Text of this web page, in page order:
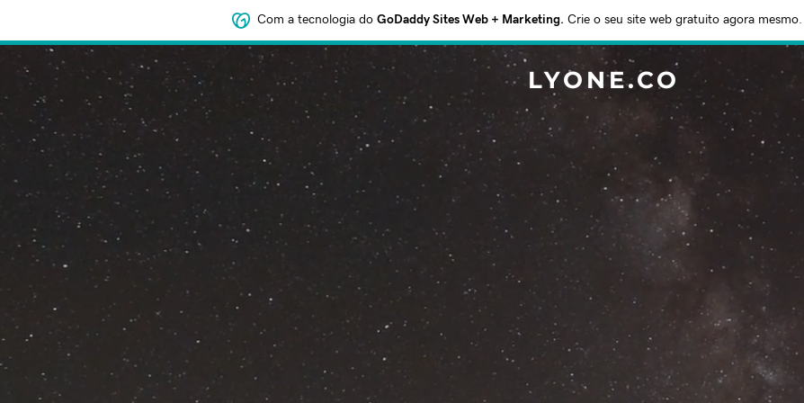
Com a tecnologia do GoDaddy Sites Web + Marketing. Crie o seu site web gratuito agora mesmo.
LYONE.CO